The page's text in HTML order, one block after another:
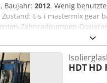
, Baujahr: 2012, Wenig
t-s-i mastermix gear
Zahnradpumpen-
– Überdruck-/
– 20-Liter-B-
mm – Verlängerung
2012, Neuaufbau durch T-
/ Süddeutschland
HDT HD